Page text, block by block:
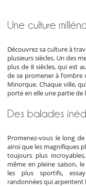
Une culture
Découvrez sa culture à
plusieurs siècles. Un des
plus de 8 siècles, qui est
de se promener à l’ombre
Minorque. Chaque ville,
porte en elle une partie de
Des balades
Promenez-vous le long
ainsi que les magnifiques
toujours plus
même en pleine saison,
les plus sportifs,
randonnées qui arpentent